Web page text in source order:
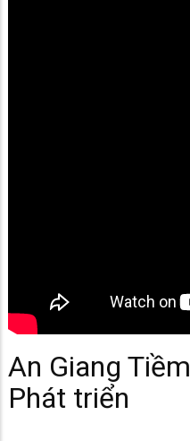
An Giang
Phát triển